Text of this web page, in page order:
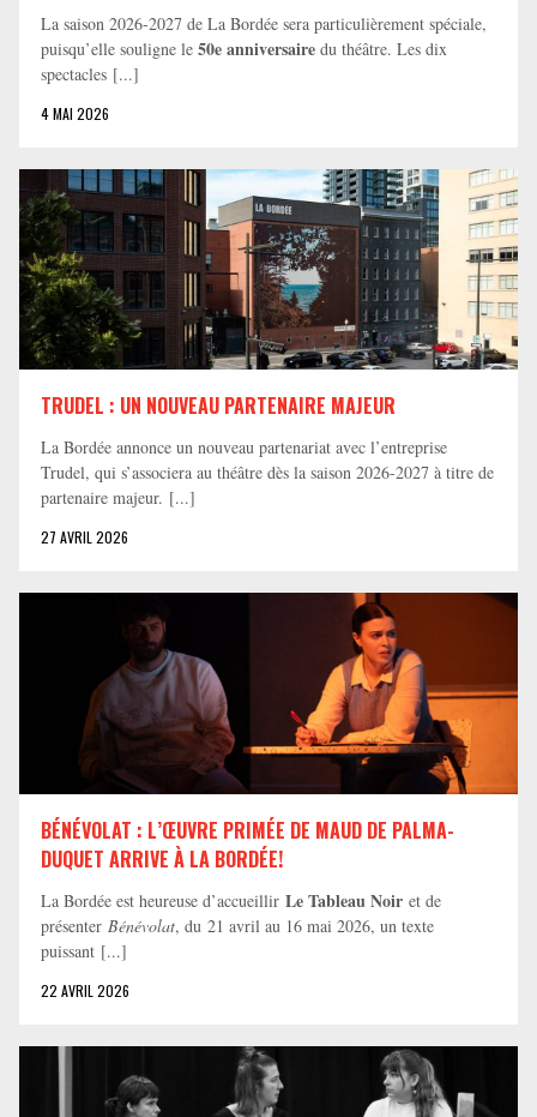
La saison 2026-2027 de La Bordée sera particulièrement spéciale,
puisqu’elle souligne le 50e anniversaire du théâtre. Les dix
spectacles [...]
4 MAI 2026
TRUDEL : UN NOUVEAU PARTENAIRE MAJEUR
La Bordée annonce un nouveau partenariat avec l’entreprise
Trudel, qui s’associera au théâtre dès la saison 2026-2027 à titre de
partenaire majeur. [...]
27 AVRIL 2026
BÉNÉVOLAT : L’ŒUVRE PRIMÉE DE MAUD DE PALMA-
DUQUET ARRIVE À LA BORDÉE!
La Bordée est heureuse d’accueillir Le Tableau Noir et de
présenter Bénévolat, du 21 avril au 16 mai 2026, un texte
puissant [...]
22 AVRIL 2026